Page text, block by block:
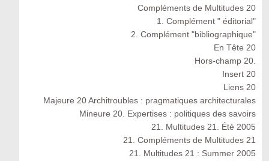
Compléments de Multitudes 20
1. Complément " éditorial"
2. Complément "bibliographique"
En Tête 20
Hors-champ 20.
Insert 20
Liens 20
Majeure 20 Architroubles : pragmatiques architecturales
Mineure 20. Expertises : politiques des savoirs
21. Multitudes 21. Été 2005
21. Compléments de Multitudes 21
21. Multitudes 21 : Summer 2005